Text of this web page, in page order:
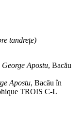
tandrețe)
George Apostu, Bacău
Apostu, Bacău în
TROIS C-L